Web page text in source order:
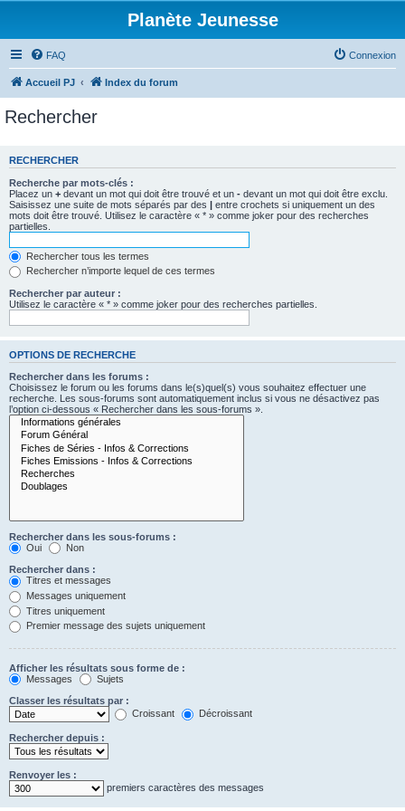
Planète Jeunesse
FAQ Connexion
Accueil PJ Index du forum
Rechercher
RECHERCHER
Recherche par mots-clés :
Placez un + devant un mot qui doit être trouvé et un - devant un mot qui doit être exclu.
Saisissez une suite de mots séparés par des | entre crochets si uniquement un des
mots doit être trouvé. Utilisez le caractère « * » comme joker pour des recherches
partielles.
Rechercher tous les termes
Rechercher n’importe lequel de ces termes
Rechercher par auteur :
Utilisez le caractère « * » comme joker pour des recherches partielles.
OPTIONS DE RECHERCHE
Rechercher dans les forums :
Choisissez le forum ou les forums dans le(s)quel(s) vous souhaitez effectuer une
recherche. Les sous-forums sont automatiquement inclus si vous ne désactivez pas
l’option ci-dessous « Rechercher dans les sous-forums ».
Rechercher dans les sous-forums :
Oui
Non
Rechercher dans :
Titres et messages
Messages uniquement
Titres uniquement
Premier message des sujets uniquement
Afficher les résultats sous forme de :
Messages
Sujets
Classer les résultats par :
Croissant
Décroissant
Rechercher depuis :
Renvoyer les :
premiers caractères des messages